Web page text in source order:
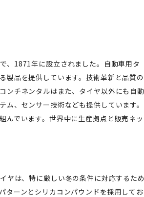
1871年に設立されました。自動車用タ
製品を提供しています。技術革新と品質の
ンチネンタルはまた、タイヤ以外にも自動
、センサー技術なども提供しています。
んでいます。世界中に生産拠点と販売ネッ
は、特に厳しい冬の条件に対応するた
ターンとシリカコンパウンドを採用してお